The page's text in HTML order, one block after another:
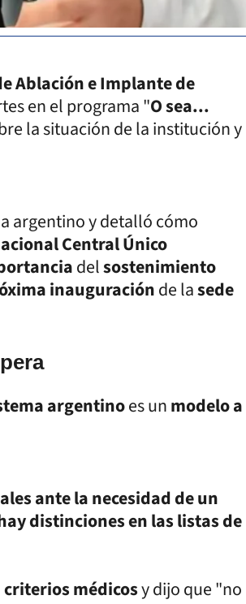
Ablación e Implante de
en el programa "O sea...
la situación de la institución y
argentino y detalló cómo
Central Único
delsostenimiento
inauguraciónde lasede
argentinoes unmodelo a
ante la necesidad de un
distinciones en las listas de
criterios médicosy dijo que "no